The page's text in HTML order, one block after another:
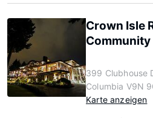
Crown Isle
Community
399 Clubhouse
Columbia V9N
Karte anzeigen